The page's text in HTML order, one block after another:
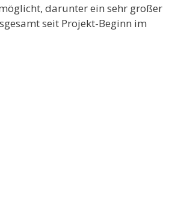
darunter ein sehr großer
seit Projekt-Beginn im